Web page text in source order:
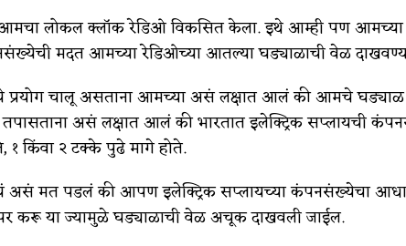
लोकल क्लॉक रेडिओ विकसित केला. इथे आम्ही पण आमच्या
मदत आमच्या रेडिओच्या आतल्या घड्याळाची वेळ
प्रयोग चालू असताना आमच्या असं लक्षात आलं की आमचे
असं लक्षात आलं की भारतात इलेक्ट्रिक सप्लायची
किंवा २ टक्के पुढे मागे होते.
मत पडलं की आपण इलेक्ट्रिक सप्लायच्या कंपनसंख्येचा आधार
करू या ज्यामुळे घड्याळाची वेळ अचूक दाखवली जाईल.